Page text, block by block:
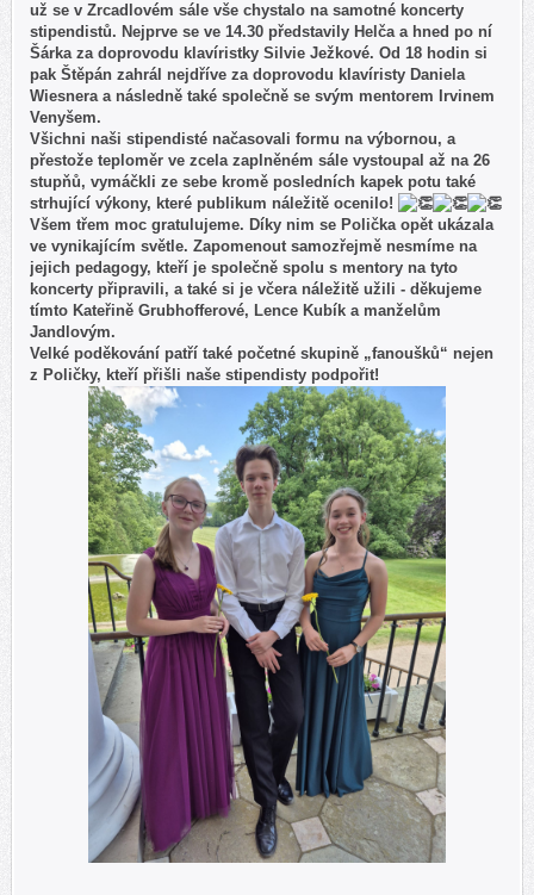
už se v Zrcadlovém sále vše chystalo na samotné koncerty
stipendistů. Nejprve se ve 14.30 představily Helča a hned po ní
Šárka za doprovodu klavíristky Silvie Ježkové. Od 18 hodin si
pak Štěpán zahrál nejdříve za doprovodu klavíristy Daniela
Wiesnera a následně také společně se svým mentorem Irvinem
Venyšem.
Všichni naši stipendisté načasovali formu na výbornou, a
přestože teploměr ve zcela zaplněném sále vystoupal až na 26
stupňů, vymáčkli ze sebe kromě posledních kapek potu také
strhující výkony, které publikum náležitě ocenilo!
Všem třem moc gratulujeme. Díky nim se Polička opět ukázala
ve vynikajícím světle. Zapomenout samozřejmě nesmíme na
jejich pedagogy, kteří je společně spolu s mentory na tyto
koncerty připravili, a také si je včera náležitě užili - děkujeme
tímto Kateřině Grubhofferové, Lence Kubík a manželům
Jandlovým.
Velké poděkování patří také početné skupině „fanoušků“ nejen
z Poličky, kteří přišli naše stipendisty podpořit!